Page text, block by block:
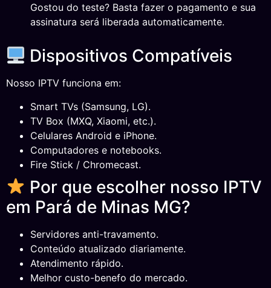
Gostou do teste? Basta fazer o pagamento e sua
assinatura será liberada automaticamente.
Dispositivos Compatíveis
Nosso IPTV funciona em:
Smart TVs (Samsung, LG).
TV Box (MXQ, Xiaomi, etc.).
Celulares Android e iPhone.
Computadores e notebooks.
Fire Stick / Chromecast.
Por que escolher nosso IPTV
em Pará de Minas MG?
Servidores anti-travamento.
Conteúdo atualizado diariamente.
Atendimento rápido.
Melhor custo-benefo do mercado.